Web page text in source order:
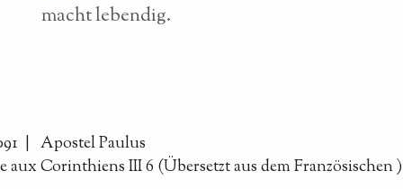
macht lebendig.
|
Apostel Paulus
aux Corinthiens III 6 (Übersetzt aus dem Französischen)